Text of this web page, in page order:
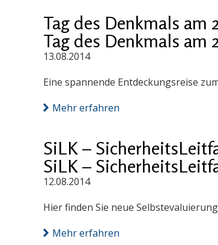
Tag des Denkmals am
Tag des Denkmals am
13.08.2014
Eine spannende Entdeckungsreise
Mehr erfahren
SiLK –
SiLK –
12.08.2014
Hier finden Sie neue
Mehr erfahren